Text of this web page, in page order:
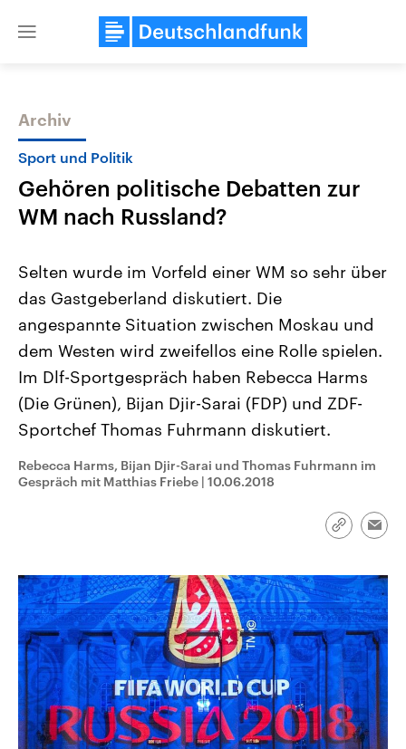
Close
Themen
Landtagswahl Sachsen-Anhalt
2026
Alle Informationen
Sachsen-Anhalt wählt am 6.
September 2026 einen neuen
Landtag. Seit 2021 wird das
Bundesland von einer Koalition aus
CDU, SPD und FDP regiert.-
Umfragen, Prognosen,
und Hintergründe zu den Parteien
und Kandidaten der anstehenden
Wahl.
USA
Aktuelle Beiträge,
Hintergründe
Wirtschaftlich und
gehören die Vereinigten
den mächtigsten Ländern
mit großem Einfluss auf
aktuelle Weltgeschehen.
Sendungen Programm Podcasts
Archiv
Sport und Politik
Gehören politische Debatten zur
WM nach Russland?
Selten wurde im Vorfeld einer WM so sehr über
das Gastgeberland diskutiert. Die
angespannte Situation zwischen Moskau und
dem Westen wird zweifellos eine Rolle spielen.
Im Dlf-Sportgespräch haben Rebecca Harms
(Die Grünen), Bijan Djir-Sarai (FDP) und ZDF-
Sportchef Thomas Fuhrmann diskutiert.
Rebecca Harms, Bijan Djir-Sarai und Thomas Fuhrmann im
Gespräch mit Matthias Friebe | 10.06.2018
Link